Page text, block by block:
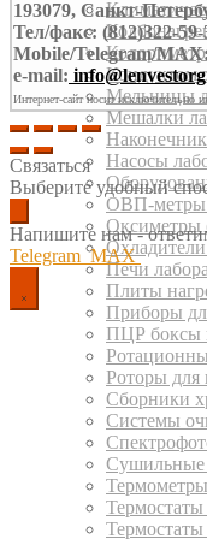
Мельницы
Мешалки
Насосы
ОВП-метры
Оксиметры
Печи
Плиты
Приборы
ПЦР боксы
Роторы для
Сборники
Системы
Термостаты
193079, Санкт-
Тел/факс: (812)322-59-
Mobile/Telegram/MAX:
e-mail:
Интернет-сайт носит исключительно
Связаться
Выберите удобный
Напишите нам -
Telegram MAX